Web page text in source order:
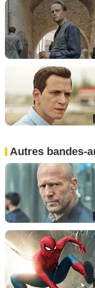
Autres bandes-